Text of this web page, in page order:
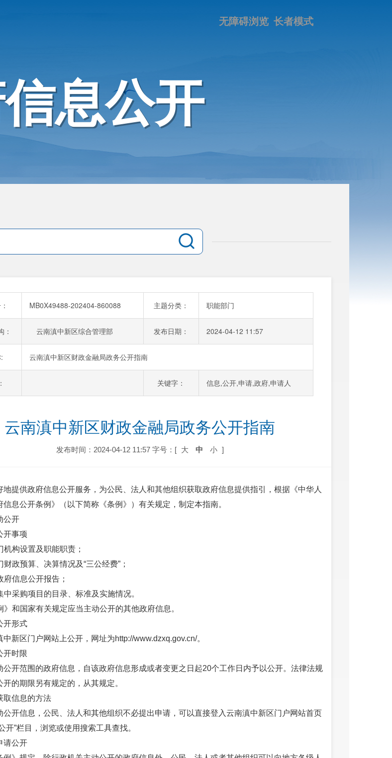
长者模式
无障碍浏览
息公开
MB0X49488-202404-860088 主题分类： 职能部门
： 云南滇中新区综合管理部 发布日期： 2024-04-12 11:57
云南滇中新区财政金融局政务公开指南
关键字： 信息,公开,申请,政府,申请人
云南滇中新区财政金融局政务公开指南
发布时间：2024-04-12 11:57 字号：[ 大 中 小 ]
地提供政府信息公开服务，为公民、法人和其他组织获取政府信息提供指引，根据《中华人
信息公开条例》（以下简称《条例》）有关规定，制定本指南。
公开
开事项
机构设置及职能职责；
财政预算、决算情况及“三公经费”；
府信息公开报告；
中采购项目的目录、标准及实施情况。
》和国家有关规定应当主动公开的其他政府信息。
开形式
中新区门户网站上公开，网址为http://www.dzxq.gov.cn/。
开时限
公开范围的政府信息，自该政府信息形成或者变更之日起20个工作日内予以公开。法律法规
开的期限另有规定的，从其规定。
取信息的方法
公开信息，公民、法人和其他组织不必提出申请，可以直接登入云南滇中新区门户网站首页
开”栏目，浏览或使用搜索工具查找。
请公开